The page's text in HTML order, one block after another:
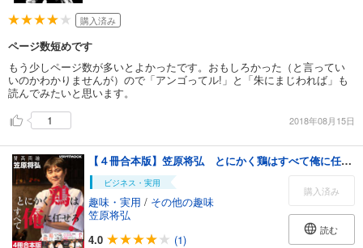
購入済み
ページ数短めです
もう少しページ数が多いとよかったです。おもしろかった（と言ってい
いのかわかりませんが）ので「アンゴってル!」と「朱にまじわれば」も
読んでみたいと思います。
1
2018年08月15日
【４冊合本版】笠原将弘 とにかく鶏はすべて俺に任せろ！
ビジネス・実用
趣味・実用 / その他の趣味
笠原将弘
4.0
(1)
購入済み
読む